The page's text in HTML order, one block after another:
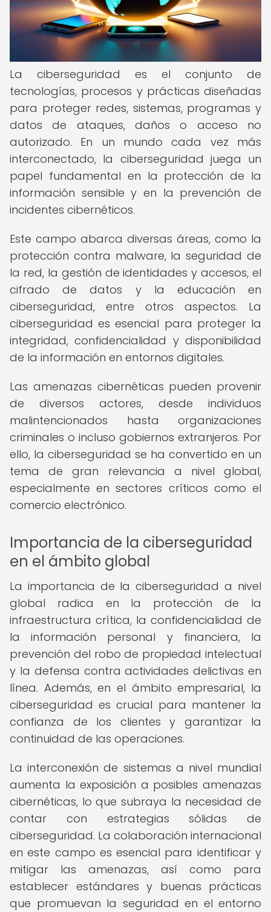
La ciberseguridad es el conjunto de
tecnologías, procesos y prácticas diseñadas
para proteger redes, sistemas, programas y
datos de ataques, daños o acceso no
autorizado. En un mundo cada vez más
interconectado, la ciberseguridad juega un
papel fundamental en la protección de la
información sensible y en la prevención de
incidentes cibernéticos.
Este campo abarca diversas áreas, como la
protección contra malware, la seguridad de
la red, la gestión de identidades y accesos, el
cifrado de datos y la educación en
ciberseguridad, entre otros aspectos. La
ciberseguridad es esencial para proteger la
integridad, confidencialidad y disponibilidad
de la información en entornos digitales.
Las amenazas cibernéticas pueden provenir
de diversos actores, desde individuos
malintencionados hasta organizaciones
criminales o incluso gobiernos extranjeros. Por
ello, la ciberseguridad se ha convertido en un
tema de gran relevancia a nivel global,
especialmente en sectores críticos como el
comercio electrónico.
Importancia de la ciberseguridad
en el ámbito global
La importancia de la ciberseguridad a nivel
global radica en la protección de la
infraestructura crítica, la confidencialidad de
la información personal y financiera, la
prevención del robo de propiedad intelectual
y la defensa contra actividades delictivas en
línea. Además, en el ámbito empresarial, la
ciberseguridad es crucial para mantener la
confianza de los clientes y garantizar la
continuidad de las operaciones.
La interconexión de sistemas a nivel mundial
aumenta la exposición a posibles amenazas
cibernéticas, lo que subraya la necesidad de
contar con estrategias sólidas de
ciberseguridad. La colaboración internacional
en este campo es esencial para identificar y
mitigar las amenazas, así como para
establecer estándares y buenas prácticas
que promuevan la seguridad en el entorno